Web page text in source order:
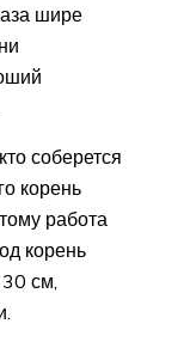
шире
соберется
корень
работа
корень
см,